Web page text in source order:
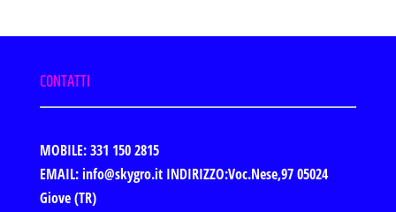
CONTATTI
MOBILE: 331 150 2815
EMAIL: info@skygro.it INDIRIZZO:Voc.Nese,97 05024
Giove (TR)